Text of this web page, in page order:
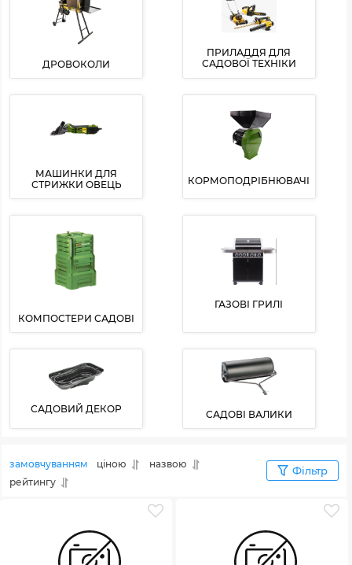
ДРОВОКОЛИ
ПРИЛАДДЯ ДЛЯ
САДОВОЇ ТЕХНІКИ
МАШИНКИ ДЛЯ
СТРИЖКИ ОВЕЦЬ
КОРМОПОДРІБНЮВАЧІ
КОМПОСТЕРИ САДОВІ
ГАЗОВІ ГРИЛІ
САДОВИЙ ДЕКОР САДОВІ ВАЛИКИ
замовчуванням ціною
назвою
рейтингу
Фільтр